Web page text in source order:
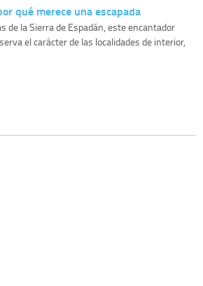
qué merece una escapada
de la Sierra de Espadán, este encantador
el carácter de las localidades de interior,